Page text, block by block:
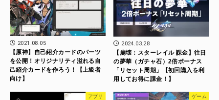
2021.08.05
【原神】自己紹介カードのパーツ
を公開！オリジナリティ溢れる自
己紹介カードを作ろう！【上級者
向け】
2024.03.28
【崩壊：スターレイル 課金】往日
の夢華（ガチャ石）2倍ボーナス
「リセット周期」【初回購入を利
用してお得に課金！】
アプリ ゲーム